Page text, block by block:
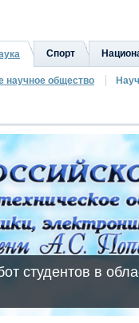
Спорт
научное общество
студентов в